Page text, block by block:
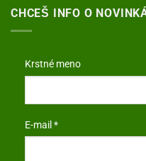
CHCEŠ INFO O
Krstné meno
E-mail *